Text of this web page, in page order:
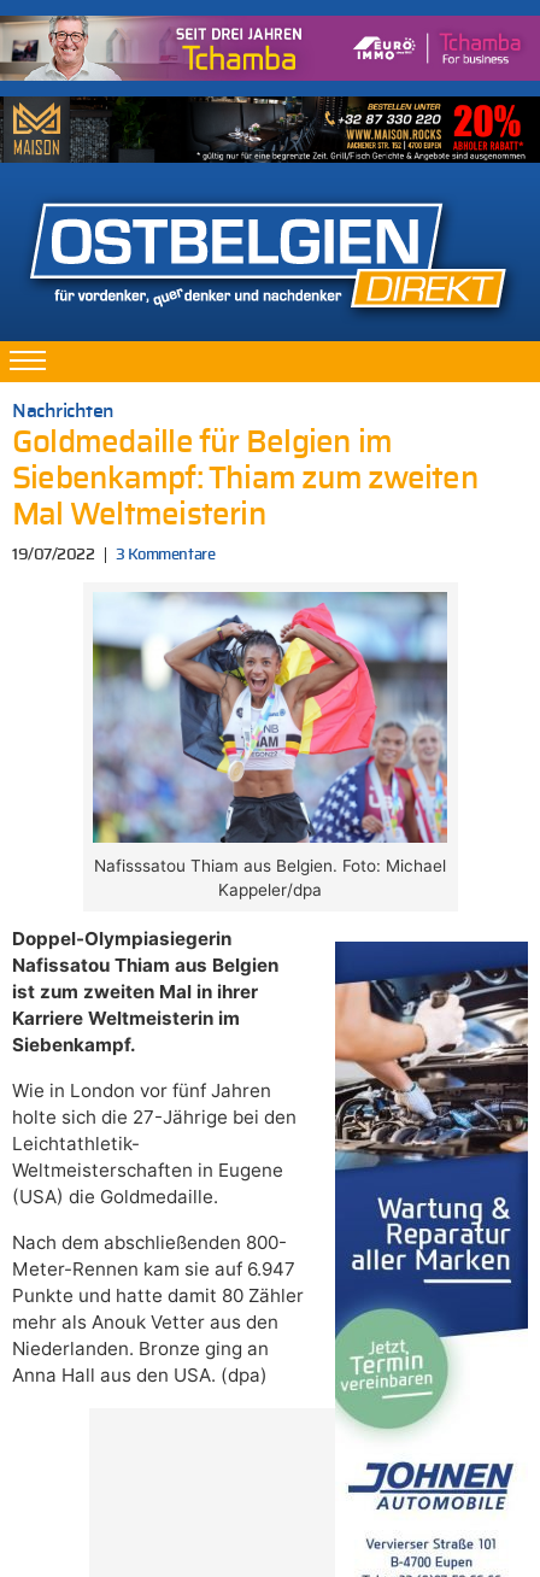
Nachrichten
Goldmedaille für Belgien im
Siebenkampf: Thiam zum zweiten
Mal Weltmeisterin
19/07/2022 3 Kommentare
Nafisssatou Thiam aus Belgien. Foto: Michael
Kappeler/dpa
Doppel-Olympiasiegerin
Nafissatou Thiam aus Belgien
ist zum zweiten Mal in ihrer
Karriere Weltmeisterin im
Siebenkampf.
Wie in London vor fünf Jahren
holte sich die 27-Jährige bei den
Leichtathletik-
Weltmeisterschaften in Eugene
(USA) die Goldmedaille.
Nach dem abschließenden 800-
Meter-Rennen kam sie auf 6.947
Punkte und hatte damit 80 Zähler
mehr als Anouk Vetter aus den
Niederlanden. Bronze ging an
Anna Hall aus den USA. (dpa)